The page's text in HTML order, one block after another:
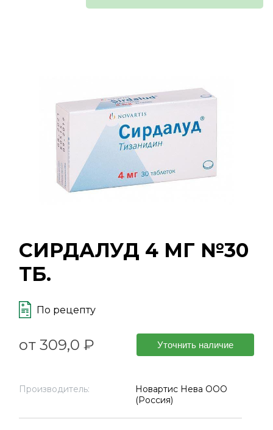
СИРДАЛУД 4 МГ №30
ТБ.
По рецепту
от 309,0 ₽ Уточнить наличие
Производитель:
Новартис Нева ООО
(Россия)